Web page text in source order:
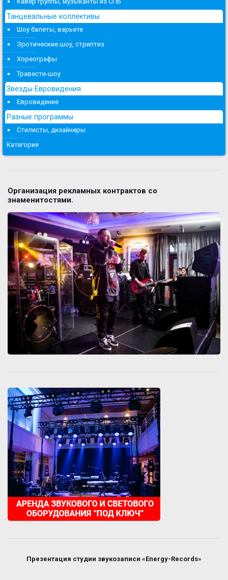
Танцевальные коллективы
Шоу балеты, варьете
Эротические шоу, стриптиз
Хореографы
Травести-шоу
Звезды Евровидения
Евровидение
Разные программы
Стилисты, дизайнеры
Категория
Организация рекламных контрактов со
знаменитостями.
Презентация студии звукозаписи «Energy-Records»